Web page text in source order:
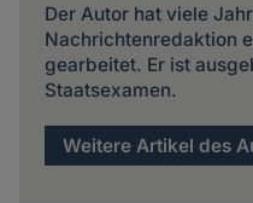
Der Autor hat viele
Nachrichtenredaktion
gearbeitet. Er ist
Staatsexamen.
Weitere Artikel des